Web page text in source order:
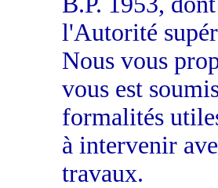
l'Autorité
Nous vous
vous est
formalités
à intervenir
travaux.